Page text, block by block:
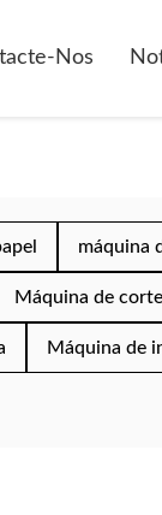
Nos
máquina
Máquina de
Máquina de